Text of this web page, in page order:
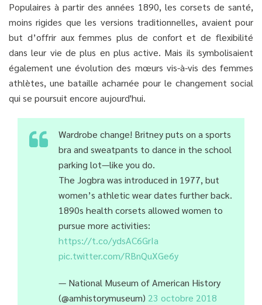
Populaires à partir des années 1890, les corsets de santé,
moins rigides que les versions traditionnelles, avaient pour
but d’offrir aux femmes plus de confort et de flexibilité
dans leur vie de plus en plus active. Mais ils symbolisaient
également une évolution des mœurs vis-à-vis des femmes
athlètes, une bataille acharnée pour le changement social
qui se poursuit encore aujourd'hui.
Wardrobe change! Britney puts on a sports
bra and sweatpants to dance in the school
parking lot—like you do.
The Jogbra was introduced in 1977, but
women’s athletic wear dates further back.
1890s health corsets allowed women to
pursue more activities:
https://t.co/ydsAC6GrIa
pic.twitter.com/RBnQuXGe6y
— National Museum of American History
(@amhistorymuseum) 23 octobre 2018